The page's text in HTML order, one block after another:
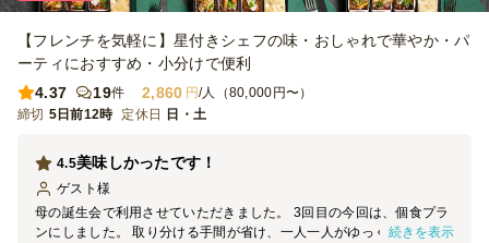
【フレンチを気軽に】星付きシェフの味・おしゃれで華やか・パ
ーティにおすすめ・小分けで便利
4.37
19件 2,860 円/人（80,000円〜）
締切 5日前12時 定休日 日・土
美味しかったです！
4.5
ゲスト 様
母の誕生会で利用させていただきました。 3回目の今回は、個食プラ
ンにしました。 取り分ける手間が省け、一人一人がゆっくりとお食
続きを表示